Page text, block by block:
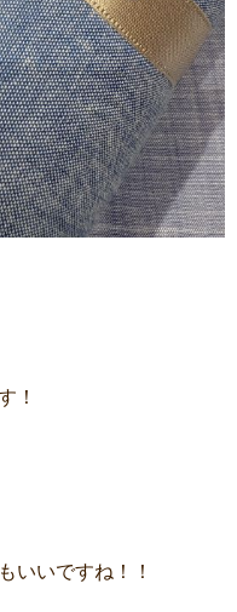
！
いいですね！！